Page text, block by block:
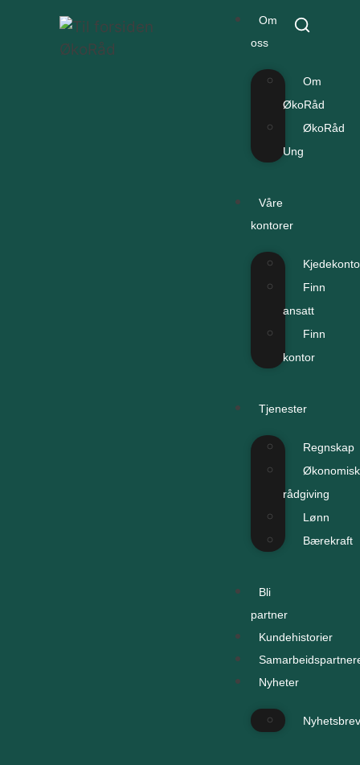
Om
oss
Om
ØkoRåd
ØkoRåd
Ung
Våre
kontorer
Finn
ansatt
Finn
kontor
Tjenester
Regnskap
Økonomisk
rådgiving
Lønn
Bærekraft
Bli
partner
Kundehistorier
Nyheter
Nyhetsbrev